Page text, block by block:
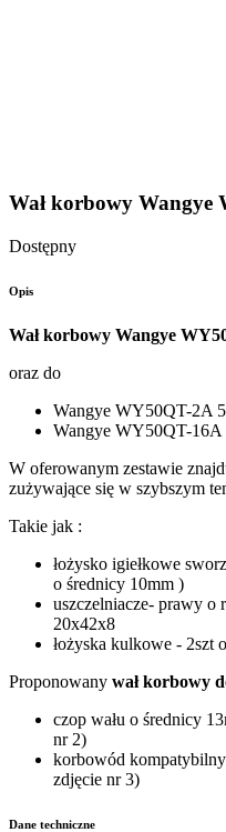
Wał korbowy Wangye
Dostępny
Opis
Wał korbowy Wangye
oraz do
Wangye WY50QT-2A
Wangye WY50QT-16A
W oferowanym zestawie
zużywające się w szybszym
Takie jak :
łożysko igiełkowe
o średnicy 10mm )
uszczelniacze- prawy o
20x42x8
łożyska kulkowe - 2szt
Proponowany wał korbowy
czop wału o średnicy
nr 2)
korbowód
zdjęcie nr 3)
Dane techniczne